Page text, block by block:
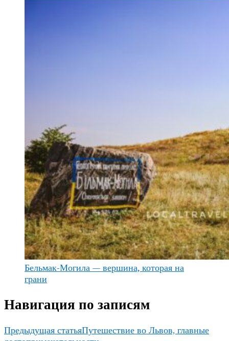
Бельмак-Могила — вершина, которая на
грани
Навигация по записям
Предыдущая статьяПутешествие во Львов, главные